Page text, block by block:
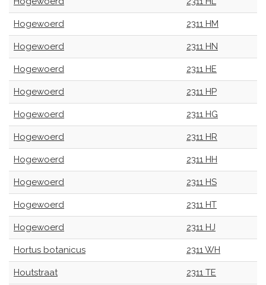
Hogewoerd 2311 HM
Hogewoerd 2311 HN
Hogewoerd 2311 HE
Hogewoerd 2311 HP
Hogewoerd 2311 HG
Hogewoerd 2311 HR
Hogewoerd 2311 HH
Hogewoerd 2311 HS
Hogewoerd 2311 HT
Hogewoerd 2311 HJ
Hortus botanicus 2311 WH
Houtstraat 2311 TE